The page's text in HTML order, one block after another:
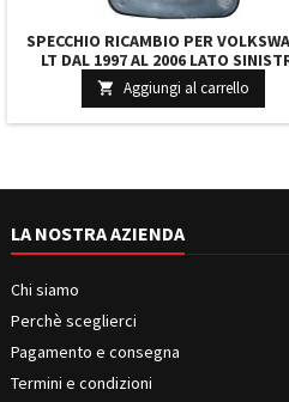
SPECCHIO RICAMBIO PER
LT DAL 1997 AL 2006 LATO
VETRO CURVO RISCALDATO
 Aggiungi al carrello
LA NOSTRA AZIENDA
Chi siamo
Perchè sceglierci
Pagamento e consegna
Termini e condizioni